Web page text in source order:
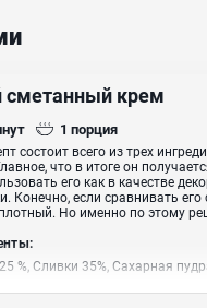
сметанный крем
1 порция
состоит всего из трех
что в итоге он
его как в качестве
Конечно, если сравнивать
Но именно по этому
%, Сливки 35%, Сахарная